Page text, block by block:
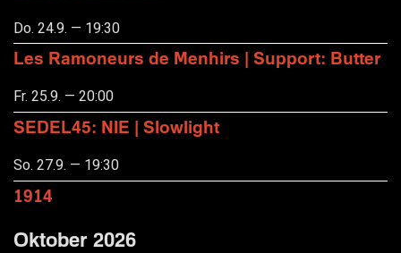
Do. 24.9. — 19:30
Les Ramoneurs de Menhirs | Support: Butter
Fr. 25.9. — 20:00
SEDEL45: NIE | Slowlight
So. 27.9. — 19:30
1914
Oktober 2026